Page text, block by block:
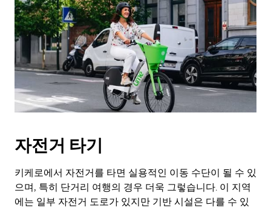
세
요.
자전거 타기
키케로에서 자전거를 타면 실용적인 이동 수단이 될 수 있
으며, 특히 단거리 여행의 경우 더욱 그렇습니다. 이 지역
에는 일부 자전거 도로가 있지만 기반 시설은 다를 수 있